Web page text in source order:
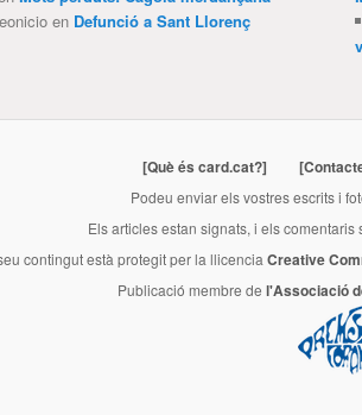
en Defunció a Sant Llorenç
[Què és card.cat?]
Podeu enviar els vostres escrits i
Els articles estan signats, i els
contingut està protegit per la llicencia Creative
Publicació membre de l'Associació